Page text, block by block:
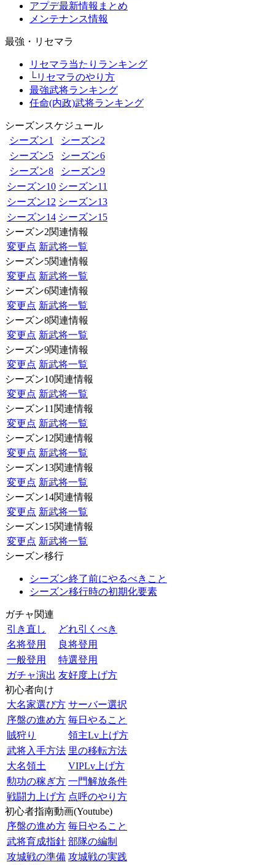
アプデ最新情報まとめ
メンテナンス情報
最強・リセマラ
リセマラ当たりランキング
└リセマラのやり方
最強武将ランキング
任命(内政)武将ランキング
シーズンスケジュール
シーズン1
シーズン2
シーズン5
シーズン6
シーズン8
シーズン9
シーズン10 シーズン11
シーズン12 シーズン13
シーズン14 シーズン15
シーズン2関連情報
変更点 新武将一覧
シーズン5関連情報
変更点 新武将一覧
シーズン6関連情報
変更点 新武将一覧
シーズン8関連情報
変更点 新武将一覧
シーズン9関連情報
変更点 新武将一覧
シーズン10関連情報
変更点 新武将一覧
シーズン11関連情報
変更点 新武将一覧
シーズン12関連情報
変更点 新武将一覧
シーズン13関連情報
変更点 新武将一覧
シーズン14関連情報
変更点 新武将一覧
シーズン15関連情報
変更点 新武将一覧
シーズン移行
シーズン終了前にやるべきこと
シーズン移行時の初期化要素
ガチャ関連
引き直し
どれ引くべき
名将登用
良将登用
一般登用
特選登用
ガチャ演出 友好度上げ方
初心者向け
大名家選び方 サーバー選択
序盤の進め方 毎日やること
賊狩り
領主Lv上げ方
武将入手方法 里の移転方法
大名領土
VIPLv上げ方
勲功の稼ぎ方 一門解放条件
戦闘力上げ方 点呼のやり方
初心者指南動画(Youtube)
序盤の進め方 毎日やること
武将育成指針 部隊の編制
攻城戦の準備 攻城戦の実践